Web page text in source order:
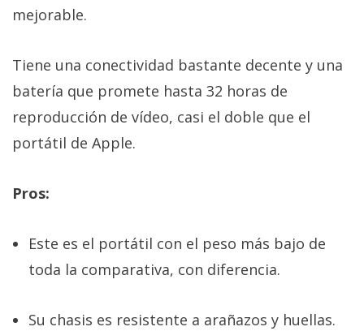
mejorable.
Tiene una conectividad bastante decente y una
batería que promete hasta 32 horas de
reproducción de vídeo, casi el doble que el
portátil de Apple.
Pros:
Este es el portátil con el peso más bajo de
toda la comparativa, con diferencia.
Su chasis es resistente a arañazos y huellas.